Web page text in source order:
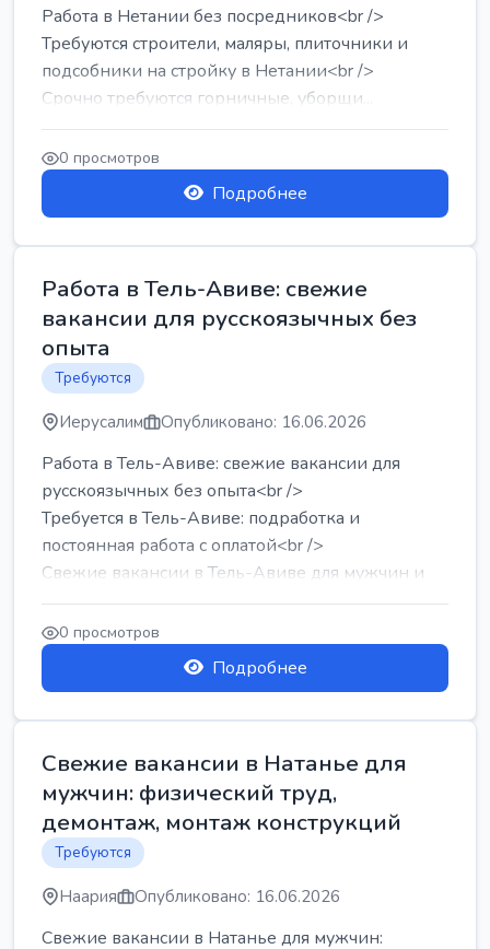
Работа в Нетании без посредников<br />
Требуются строители, маляры, плиточники и
подсобники на стройку в Нетании<br />
Срочно требуются горничные, уборщи...
0 просмотров
Подробнее
Работа в Тель-Авиве: свежие
вакансии для русскоязычных без
опыта
Требуются
Иерусалим Опубликовано: 16.06.2026
Работа в Тель-Авиве: свежие вакансии для
русскоязычных без опыта<br />
Требуется в Тель-Авиве: подработка и
постоянная работа с оплатой<br />
Свежие вакансии в Тель-Авиве для мужчин и
женщин от хозя...
0 просмотров
Подробнее
Свежие вакансии в Натанье для
мужчин: физический труд,
демонтаж, монтаж конструкций
Требуются
Наария Опубликовано: 16.06.2026
Свежие вакансии в Натанье для мужчин: